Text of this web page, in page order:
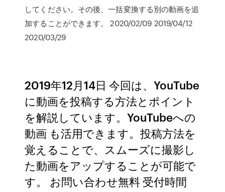
してください。その後、一括変換する別の動画を追
加することができます。 2020/02/09 2019/04/12
2020/03/29
2019年12月14日 今回は、YouTube
に動画を投稿する方法とポイント
を解説しています。YouTubeへの
動画 も活用できます。投稿方法を
覚えることで、スムーズに撮影し
た動画をアップすることが可能で
す。 お問い合わせ無料 受付時間